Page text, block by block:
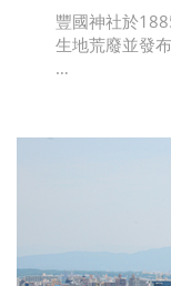
豐國神社於
生地荒廢並發
…